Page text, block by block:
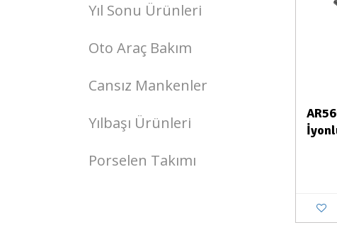
Yıl Sonu Ürünleri
Oto Araç Bakım
Cansız Mankenler
Yılbaşı Ürünleri
Porselen Takımı